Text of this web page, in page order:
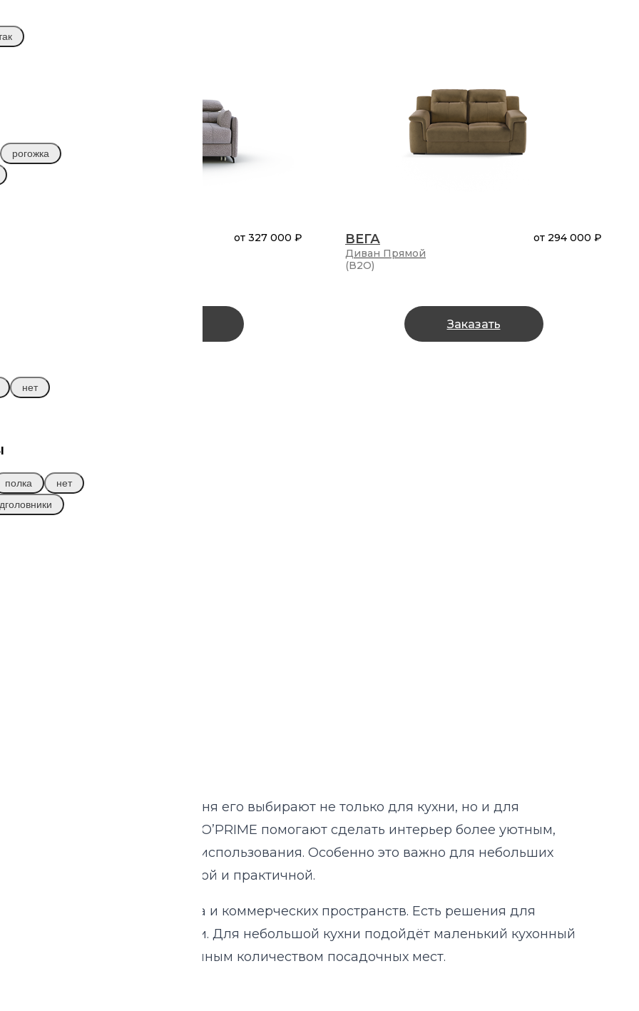
рогожка
нет
полка
нет
от 327 000 ₽ ВЕГА
Диван Прямой
от 294 000 ₽
(В2О)
Заказать
жилого пространства. Сегодня его выбирают не только для кухни, но и для
обеденной группы. Диваны O’PRIME помогают сделать интерьер более уютным,
отдыха или ежедневного использования. Особенно это важно для небольших
компактной, красивой и практичной.
кафе, ресторанов, офиса и коммерческих пространств. Есть решения для
или современной классики. Для небольшой кухни подойдёт маленький кухонный
длинные модели с увеличенным количеством посадочных мест.